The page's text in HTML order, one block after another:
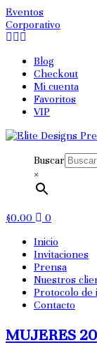
Eventos
Corporativo
Blog
Checkout
Mi cuenta
Favoritos
VIP
Buscar
×
$0.00
0
Inicio
Invitaciones
Prensa
Nuestros
Protocolo de
Contacto
MUJERES